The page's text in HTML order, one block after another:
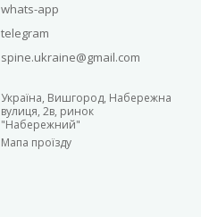
whats-app
telegram
spine.ukraine@gmail.com
Україна, Вишгород, Набережна
вулиця, 2в, ринок
"Набережний"
Мапа проїзду